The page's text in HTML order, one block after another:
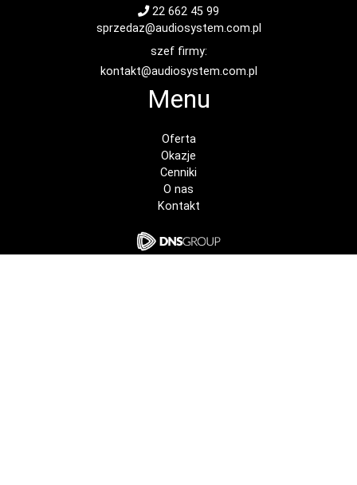
22 662 45 99
sprzedaz@audiosystem.com.pl
szef firmy:
kontakt@audiosystem.com.pl
Menu
Oferta
Okazje
Cenniki
O nas
Kontakt